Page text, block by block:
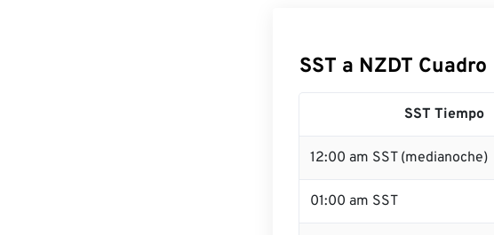
SST a NZDT Cuadro
SST Tiempo
12:00 am SST (medianoche)
01:00 am SST